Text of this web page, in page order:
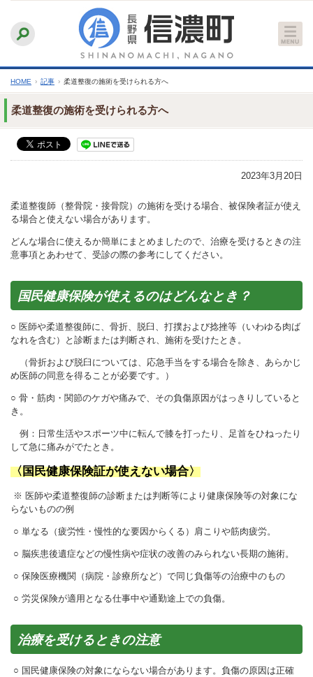
文
へ
ふりがなをつける
文字サイズ
縮小 標準 拡大
HOME › 記事 › 柔道整復の施術を受けられる方へ
柔道整復の施術を受けられる方へ
2023年3月20日
柔道整復師（整骨院・接骨院）の施術を受ける場合、被保険者証が使え
る場合と使えない場合があります。
どんな場合に使えるか簡単にまとめましたので、治療を受けるときの注
意事項とあわせて、受診の際の参考にしてください。
国民健康保険が使えるのはどんなとき？
○ 医師や柔道整復師に、骨折、脱臼、打撲および捻挫等（いわゆる肉ば
なれを含む）と診断または判断され、施術を受けたとき。
（骨折および脱臼については、応急手当をする場合を除き、あらかじ
め医師の同意を得ることが必要です。）
○ 骨・筋肉・関節のケガや痛みで、その負傷原因がはっきりしていると
き。
例：日常生活やスポーツ中に転んで膝を打ったり、足首をひねったり
して急に痛みがでたとき。
〈国民健康保険証が使えない場合〉
※ 医師や柔道整復師の診断または判断等により健康保険等の対象にな
らないものの例
○ 単なる（疲労性・慢性的な要因からくる）肩こりや筋肉疲労。
○ 脳疾患後遺症などの慢性病や症状の改善のみられない長期の施術。
○ 保険医療機関（病院・診療所など）で同じ負傷等の治療中のもの
○ 労災保険が適用となる仕事中や通勤途上での負傷。
治療を受けるときの注意
○ 国民健康保険の対象にならない場合があります。負傷の原因は正確